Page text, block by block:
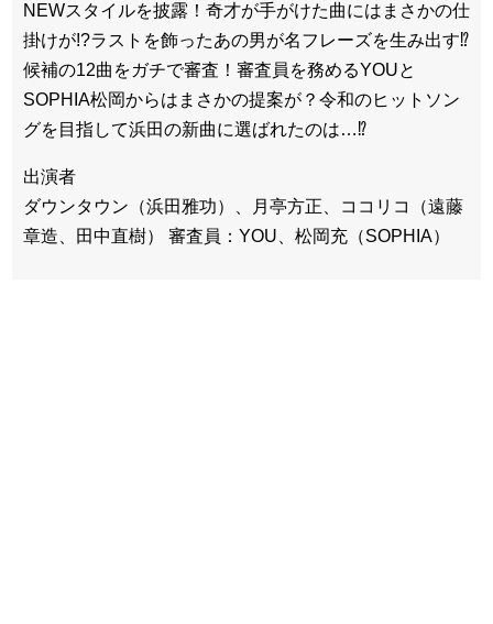
NEWスタイルを披露！奇才が手がけた曲にはまさかの仕
掛けが!?ラストを飾ったあの男が名フレーズを生み出す⁉
候補の12曲をガチで審査！審査員を務めるYOUと
SOPHIA松岡からはまさかの提案が？令和のヒットソン
グを目指して浜田の新曲に選ばれたのは…⁉
出演者
ダウンタウン（浜田雅功）、月亭方正、ココリコ（遠藤
章造、田中直樹） 審査員：YOU、松岡充（SOPHIA）